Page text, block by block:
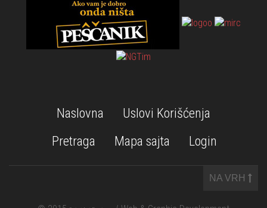
Naslovna
Uslovi Korišćenja
Pretraga
Mapa sajta Login
NA VRH